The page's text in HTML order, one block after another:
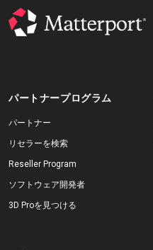
最新情報
サインイン
パートナープログラム
パートナー
リセラーを検索
Reseller Program
ソフトウェア開発者
3D Proを見つける